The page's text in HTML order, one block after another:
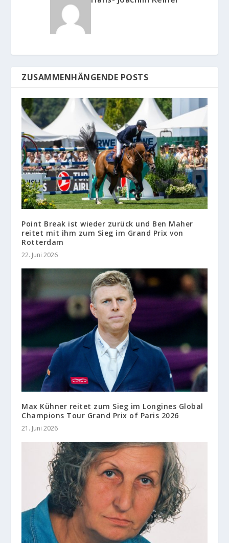
ZUSAMMENHÄNGENDE POSTS
Point Break ist wieder zurück und Ben Maher
reitet mit ihm zum Sieg im Grand Prix von
Rotterdam
22. Juni 2026
Max Kühner reitet zum Sieg im Longines Global
Champions Tour Grand Prix of Paris 2026
21. Juni 2026